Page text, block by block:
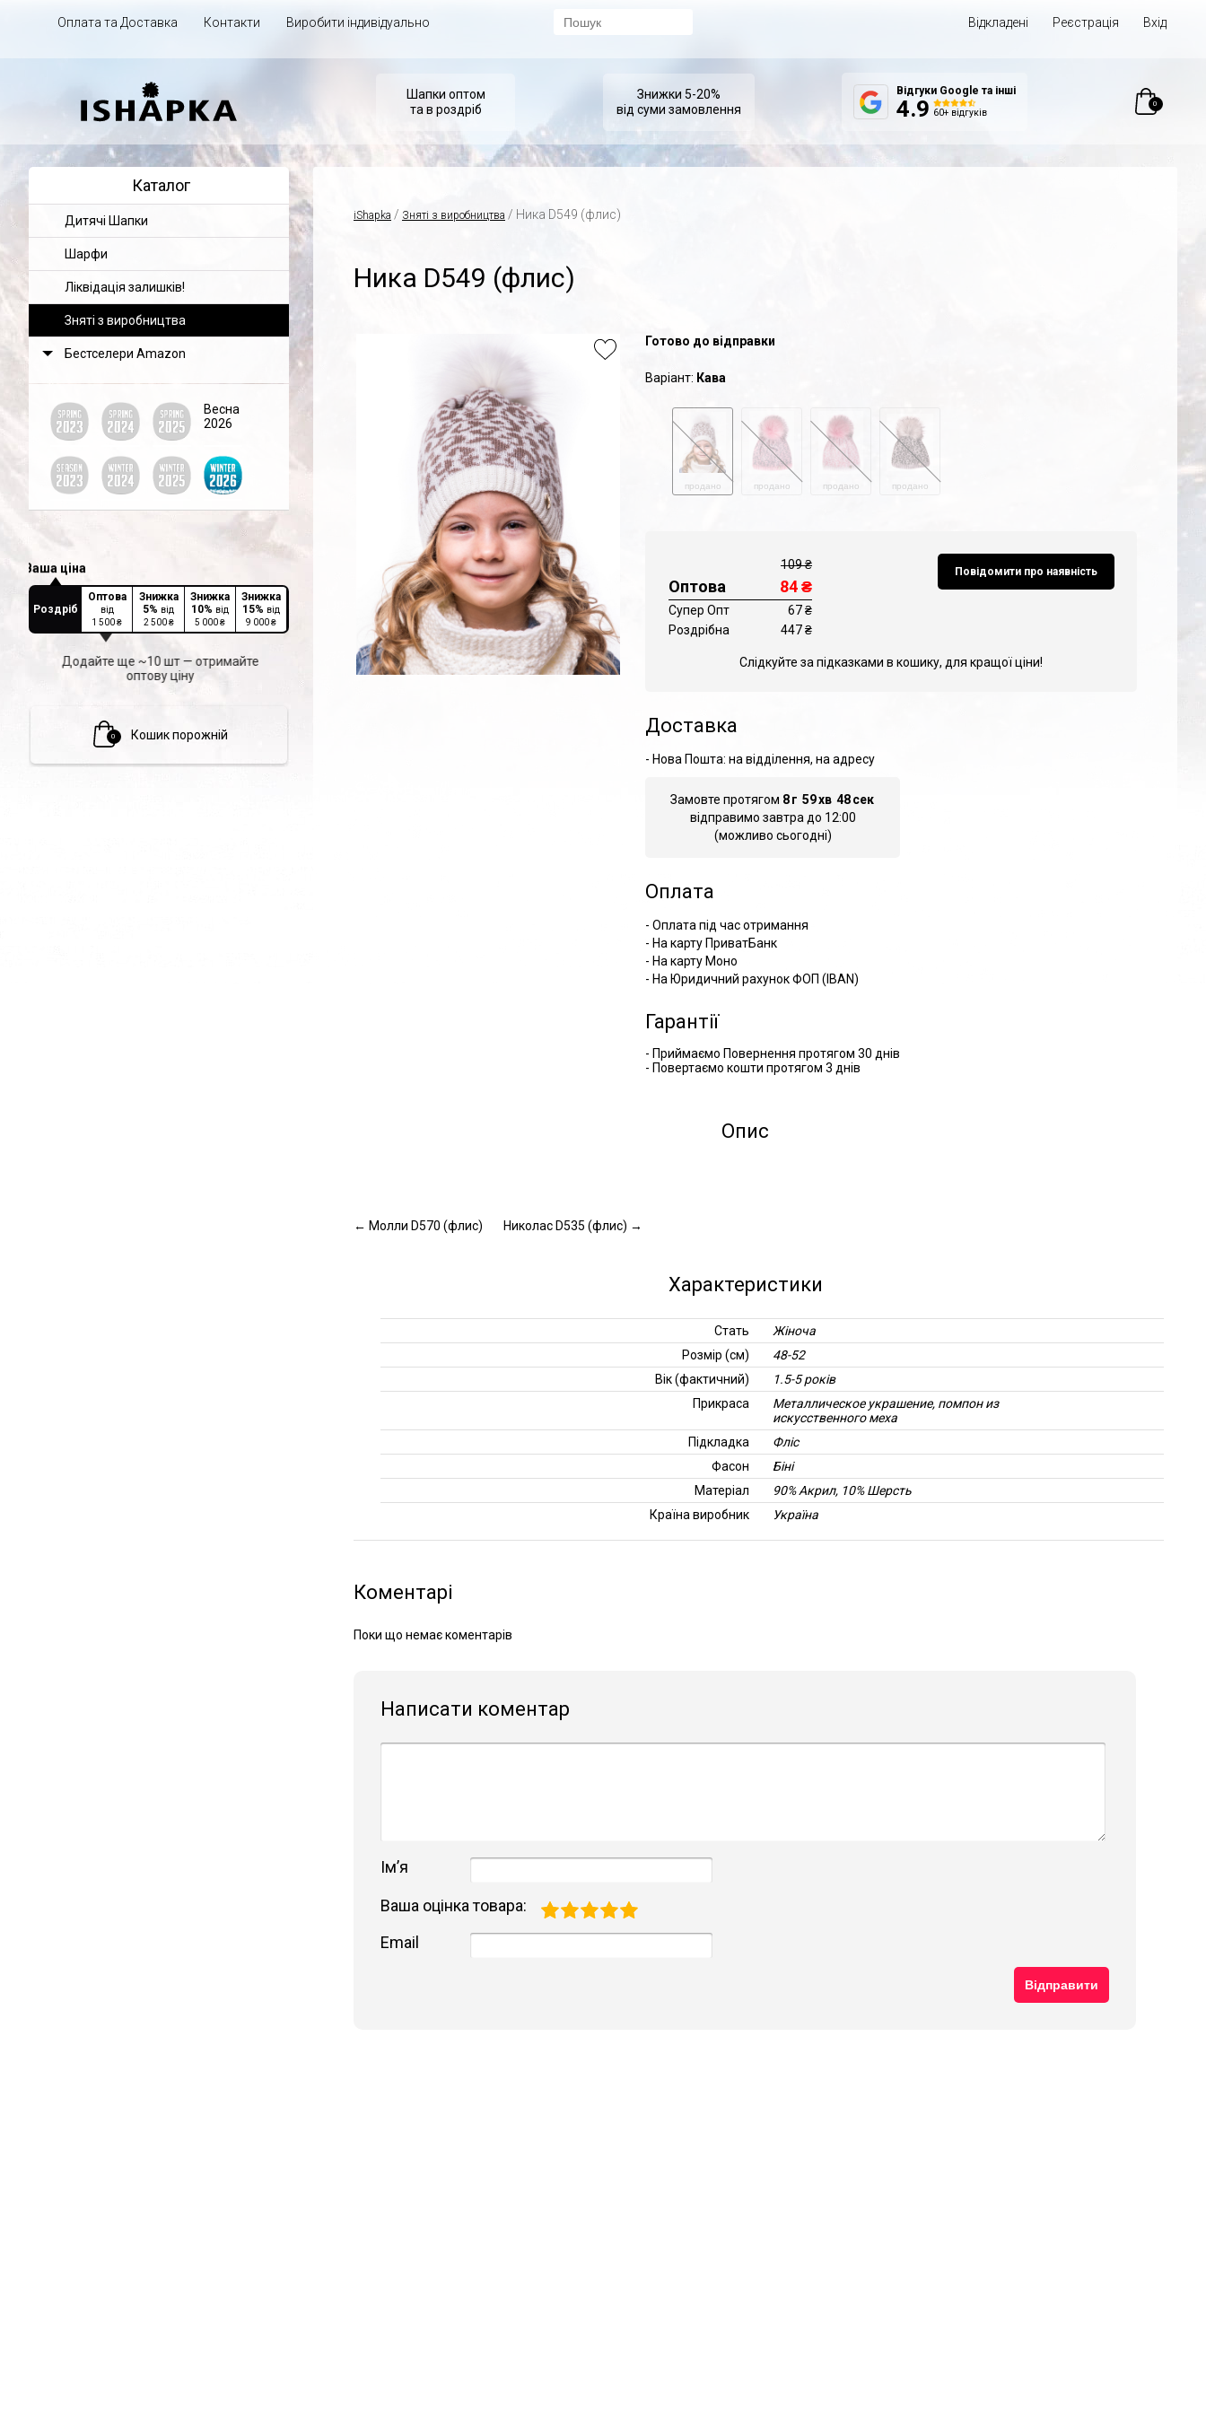
Оплата та Доставка Контакти Виробити індивідуально Відкладені Реєстрація Вхід
Шапки оптом
та в роздріб
Знижки 5-20%
від суми замовлення
Відгуки Google та інші
0
Каталог
Дитячі Шапки
Шарфи
Ліквідація залишків!
Зняті з виробництва
Бестселери Amazon
Весна
2026
Роздріб
Оптова
від
1 500₴
Знижка
5% від
2 500₴
Знижка
10% від
5 000₴
Знижка
15% від
9 000₴
Додайте ще ~10 шт — отримайте
оптову ціну
0 Кошик порожній
iShapka / Зняті з виробництва / Ника D549 (флис)
Ника D549 (флис)
Готово до відправки
Варіант: Кава
продано продано продано продано
Повідомити про наявність
109₴
Оптова 84₴
Супер Опт
67 ₴
Роздрібна
447₴
Слідкуйте за підказками в кошику, для кращої ціни!
Доставка
- Нова Пошта: на відділення, на адресу
Замовте протягом 8 г 59хв 47 сек
відправимо завтра до 12:00
(можливо сьогодні)
Оплата
- Оплата під час отримання
- На карту ПриватБанк
- На карту Моно
- На Юридичний рахунок ФОП (IBAN)
Гарантії
- Приймаємо Повернення протягом 30 днів
- Повертаємо кошти протягом 3 днів
Опис
← Молли D570 (флис) Николас D535 (флис) →
Характеристики
Стать
Жіноча
Розмір (см)
48-52
Вік (фактичний)
1.5-5 років
Прикраса
Металлическое украшение, помпон из
искусственного меха
Підкладка
Фліс
Фасон
Біні
Матеріал
90% Акрил, 10% Шерсть
Країна виробник
Україна
Коментарі
Поки що немає коментарів
Написати коментар
Імʼя
Ваша оцінка товара:
Email